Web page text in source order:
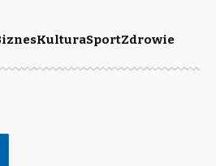
KulturaSportZdrowie